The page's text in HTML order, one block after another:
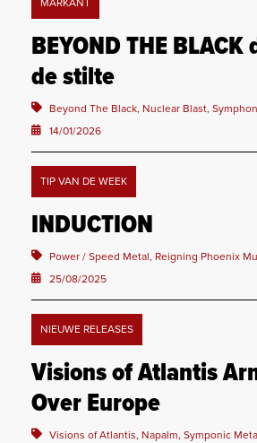
MARKANT
BEYOND THE
de stilte
Beyond The Black, Nuclear Blast,
14/01/2026
TIP VAN DE WEEK
INDUCTION
Power / Speed Metal, Reigning Phoenix
25/08/2025
NIEUWE RELEASES
Visions of Atlantis
Over Europe
Visions of Atlantis, Napalm, Symponic